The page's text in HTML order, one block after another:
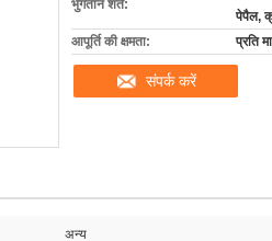
भुगतान शर्तें:
पेपैल,
आपूर्ति की क्षमता:
प्रति
संपर्क करें
अन्य